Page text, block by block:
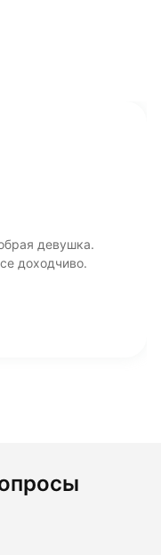
девушка.
доходчиво.